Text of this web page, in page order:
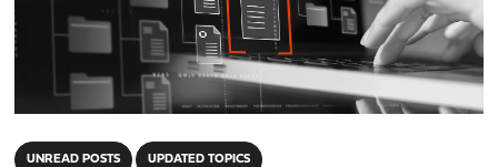
UNREAD POSTS UPDATED TOPICS